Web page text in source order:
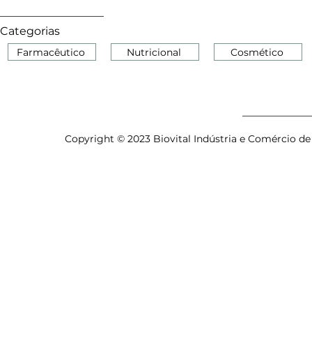
Categorias
Farmacêutico Nutricional Cosmético
Copyright © 2023 Biovital Indústria e Comércio de